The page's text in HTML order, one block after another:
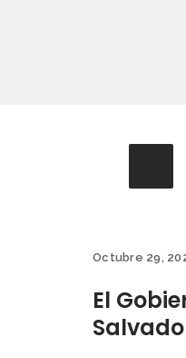
Octubre 29,
El